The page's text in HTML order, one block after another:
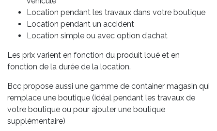
Location pendant les travaux dans votre boutique
Location pendant un accident
Location simple ou avec option d’achat
Les prix varient en fonction du produit loué et en
fonction de la durée de la location.
Bcc propose aussi une gamme de container magasin qui
remplace une boutique (idéal pendant les travaux de
votre boutique ou pour ajouter une boutique
supplémentaire)